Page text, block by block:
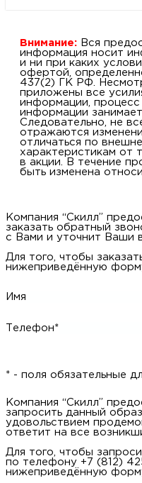
Внимание: Вся
информация носит
и ни при каких
офертой,
437(2) ГК РФ.
приложены все
информации,
информации
Следовательно, не
отражаются
отличаться по
характеристикам от
в акции. В течение
быть изменена
Компания “Скилл”
заказать обратный
с Вами и уточнит Ваши
Для того, чтобы
нижеприведённую
Имя
Телефон*
* - поля обязательные
Компания “Скилл”
запросить данный
удовольствием
ответит на все
Для того, чтобы
по телефону +7 (812)
нижеприведённую